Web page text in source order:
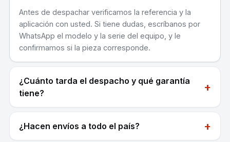
Antes de despachar verificamos la referencia y la
aplicación con usted. Si tiene dudas, escríbanos por
WhatsApp el modelo y la serie del equipo, y le
confirmamos si la pieza corresponde.
¿Cuánto tarda el despacho y qué garantía
tiene?
+
¿Hacen envíos a todo el país? +